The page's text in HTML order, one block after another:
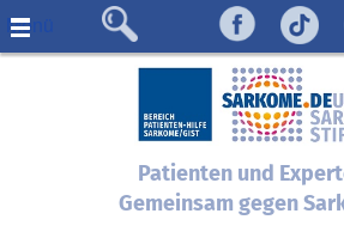
Menü
Patienten und
Gemeinsam gegen